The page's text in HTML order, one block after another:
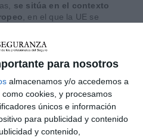
para nosotros
almacenamos y/o accedemos a
cookies, y procesamos
únicos e información
para publicidad y contenido
y contenido,
se sitúa en el contexto
, en el que la UE se
de riesgos es traducir estas
sus organizaciones", ha
presidenta del Comité de
deben animar a las
en términos de efectos
(incluidos el clima y la
que garanticen la
a largo plazo.